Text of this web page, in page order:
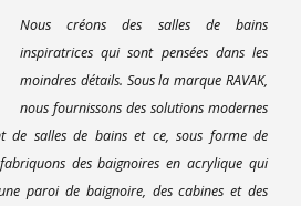
Nous créons des salles de bains
inspiratrices qui sont pensées dans les
moindres détails. Sous la marque RAVAK,
nous fournissons des solutions modernes
de salles de bains et ce, sous forme de
des baignoires en acrylique qui
paroi de baignoire, des cabines et des